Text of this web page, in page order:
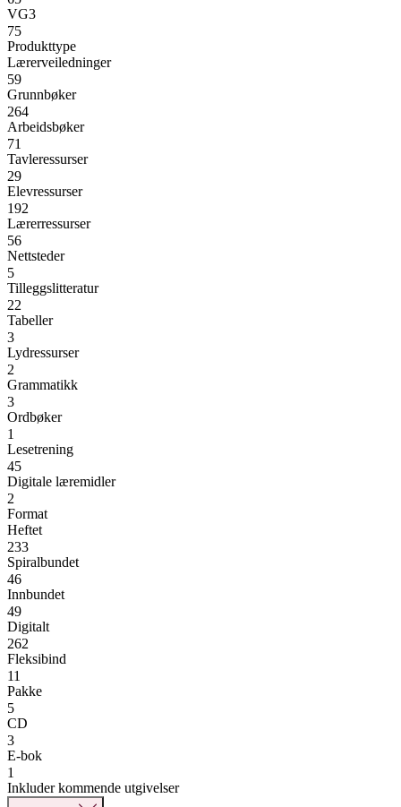
VG3
75
Produkttype
Lærerveiledninger
59
Grunnbøker
264
Arbeidsbøker
71
Tavleressurser
29
Elevressurser
192
Lærerressurser
56
Nettsteder
5
Tilleggslitteratur
22
Tabeller
3
Lydressurser
2
Grammatikk
3
Ordbøker
1
Lesetrening
45
Digitale læremidler
2
Format
Heftet
233
Spiralbundet
46
Innbundet
49
Digitalt
262
Fleksibind
11
Pakke
5
CD
3
E-bok
1
Inkluder kommende utgivelser